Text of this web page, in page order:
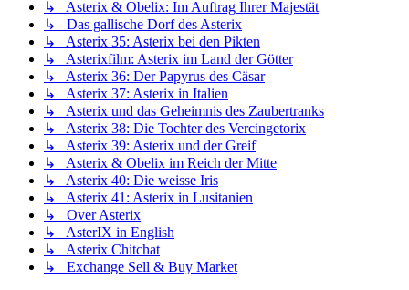
↳ Asterix & Obelix: Im Auftrag Ihrer Majestät
↳ Das gallische Dorf des Asterix
↳ Asterix 35: Asterix bei den Pikten
↳ Asterixfilm: Asterix im Land der Götter
↳ Asterix 36: Der Papyrus des Cäsar
↳ Asterix 37: Asterix in Italien
↳ Asterix und das Geheimnis des Zaubertranks
↳ Asterix 38: Die Tochter des Vercingetorix
↳ Asterix 39: Asterix und der Greif
↳ Asterix & Obelix im Reich der Mitte
↳ Asterix 40: Die weisse Iris
↳ Asterix 41: Asterix in Lusitanien
↳ Over Asterix
↳ AsterIX in English
↳ Asterix Chitchat
↳ Exchange Sell & Buy Market